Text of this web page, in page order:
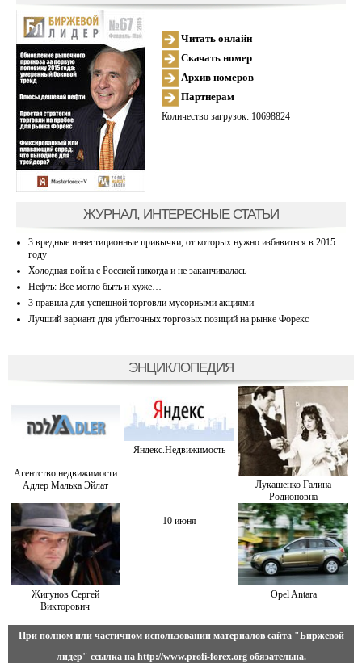
Читать онлайн
Скачать номер
Архив номеров
Партнерам
Количество загрузок: 10698824
ЖУРНАЛ, ИНТЕРЕСНЫЕ СТАТЬИ
3 вредные инвестиционные привычки, от которых нужно избавиться в 2015
году
Холодная война с Россией никогда и не заканчивалась
Нефть: Все могло быть и хуже…
3 правила для успешной торговли мусорными акциями
Лучший вариант для убыточных торговых позиций на рынке Форекс
ЭНЦИКЛОПЕДИЯ
Агентство недвижимости
Адлер Малька Эйлат
Яндекс.Недвижимость
Лукашенко Галина
Родионовна
Жигунов Сергей
Викторович
10 июня
Opel Antara
При полном или частичном использовании материалов сайта "Биржевой
лидер" ссылка на http://www.profi-forex.orgобязательна.